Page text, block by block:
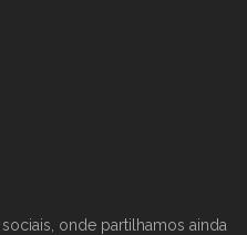
onde partilhamos ainda